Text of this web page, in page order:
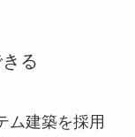
る
ム建築を採用